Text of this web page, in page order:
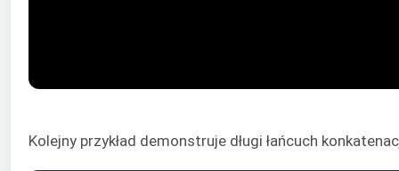
Kolejny przykład demonstruje długi łańcuch